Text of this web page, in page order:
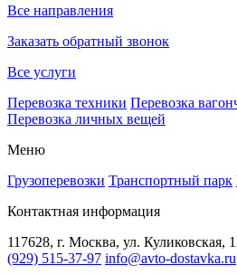
Все направления
Заказать обратный звонок
Все услуги
Перевозка техники Перевозка
Перевозка личных вещей
Меню
Грузоперевозки Транспортный парк
Контактная информация
117628, г. Москва, ул. Куликовская,
(929) 515-37-97 info@avto-dostavka.ru